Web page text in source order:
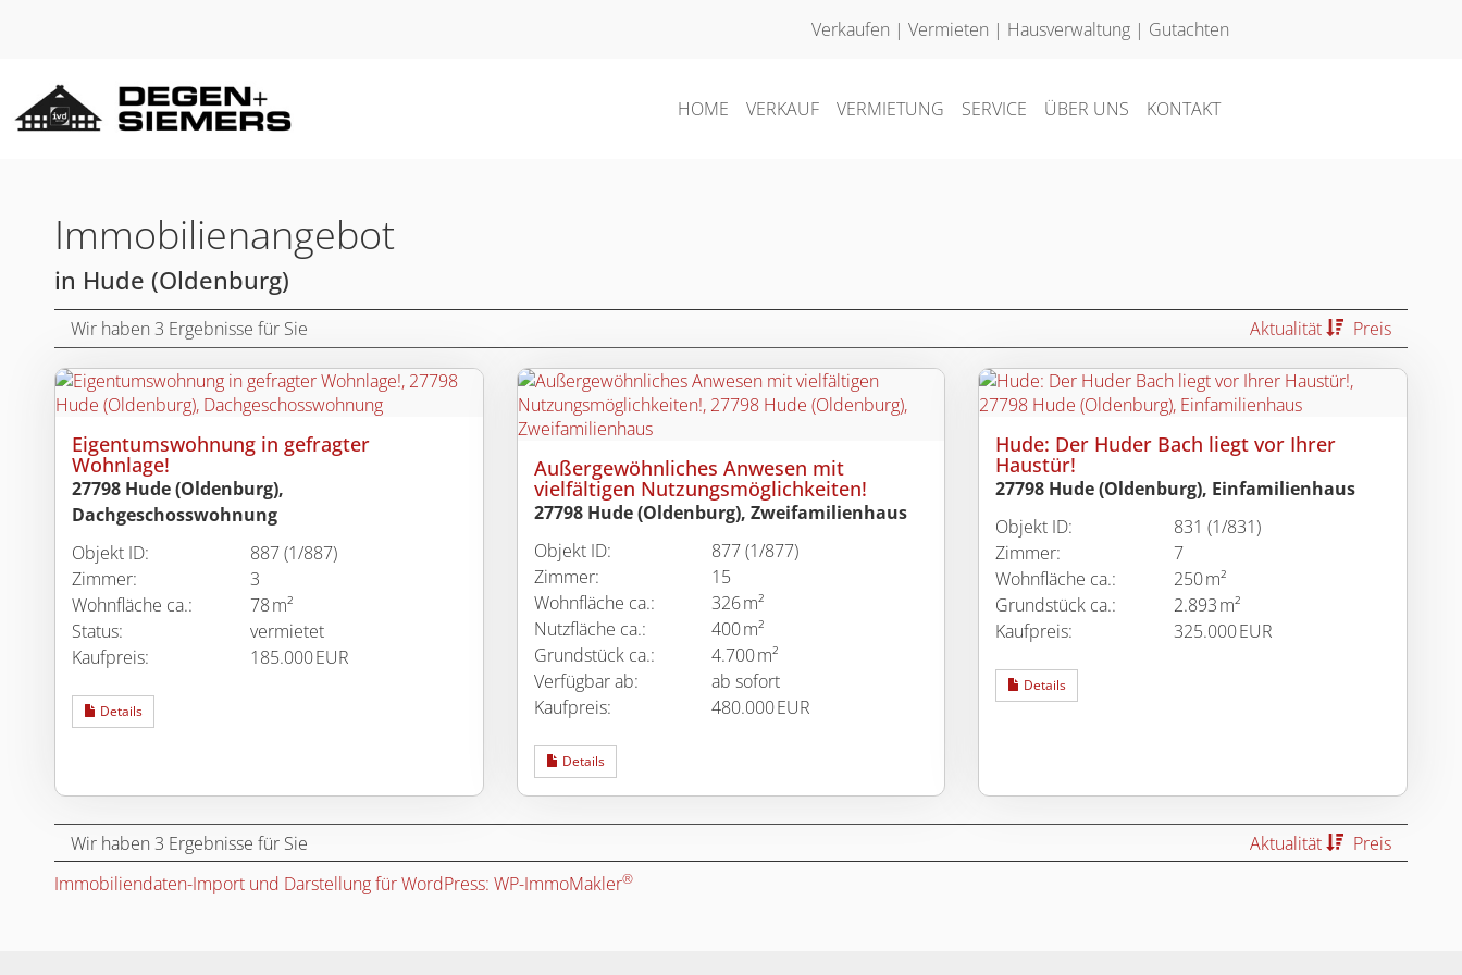
Verkaufen | Vermieten | Hausverwaltung | Gutachten
HOME VERKAUF VERMIETUNG SERVICE ÜBER UNS KONTAKT
Immobilien­angebot
in Hude (Oldenburg)
Wir haben 3 Ergebnisse für Sie Aktualität Preis
Eigentumswohnung in gefragter
Wohnlage!
27798 Hude (Oldenburg),
Dachgeschosswohnung
Objekt ID:
887 (1/887)
Zimmer:
3
Wohnfläche ca.:
78 m²
Status:
vermietet
Kaufpreis:
185.000 EUR
Details
Außergewöhnliches Anwesen mit
vielfältigen Nutzungsmöglichkeiten!
27798 Hude (Oldenburg), Zweifamilienhaus
Objekt ID:
877 (1/877)
Zimmer:
15
Wohnfläche ca.:
326 m²
Nutzfläche ca.:
400 m²
Grund­stück ca.:
4.700 m²
Verfügbar ab:
ab sofort
Kaufpreis:
480.000 EUR
Details
Hude: Der Huder Bach liegt vor Ihrer
Haustür!
27798 Hude (Oldenburg), Einfamilienhaus
Objekt ID:
831 (1/831)
Zimmer:
7
Wohnfläche ca.:
250 m²
Grund­stück ca.:
2.893 m²
Kaufpreis:
325.000 EUR
Details
Wir haben 3 Ergebnisse für Sie Aktualität
Preis
Immobiliendaten-Import und Darstellung für WordPress: WP-ImmoMakler®